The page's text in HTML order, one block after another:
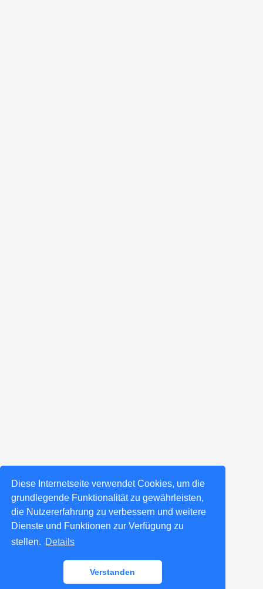
Diese Internetseite verwendet Cookies, um die
grundlegende Funktionalität zu gewährleisten,
die Nutzererfahrung zu verbessern und weitere
Dienste und Funktionen zur Verfügung zu
stellen. Details
Verstanden